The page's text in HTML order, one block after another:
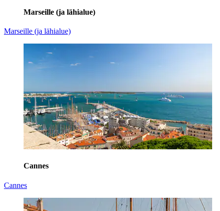
Marseille (ja lähialue)
Marseille (ja lähialue)
Cannes
Cannes